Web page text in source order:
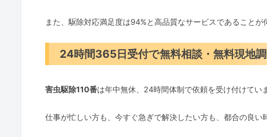
また、駆除対応満足度は94%と高品質なサービスであることが
24時間365日受付で無料相談・無料現地
害虫駆除110番は年中無休、24時間体制で依頼を受け付けてい
仕事が忙しい方も、今すぐ急ぎで解決したい方も、都合の良い